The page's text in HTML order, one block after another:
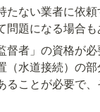
ない業者に依
題になる場合も
者」の資格が
水道接続）の
ることが必要で